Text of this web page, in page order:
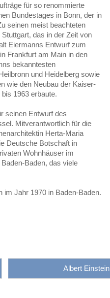
für so renommierte
Bundestages in Bonn, der in
seinen meist beachteten
das in der Zeit von
Eiermanns Entwurf zum
Frankfurt am Main in den
bekanntesten
und Heidelberg sowie
wie den Neubau der Kaiser-
1963 erbaute.
seinen Entwurf des
Mitverantwortlich für die
Herta-Maria
Deutsche Botschaft in
Wohnhäuser im
Baden, das viele
im Jahr 1970 in Baden-Baden.
Albert Einstein